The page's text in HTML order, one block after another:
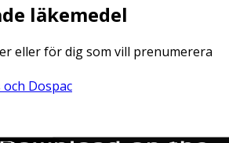
läkemedel
eller för dig som vill prenumerera
Dospac